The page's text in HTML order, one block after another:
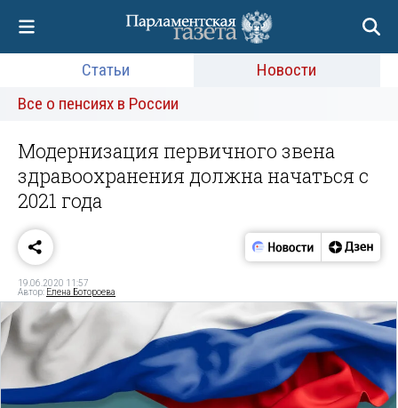
Статьи
Новости
Все о пенсиях в России
Модернизация первичного звена
здравоохранения должна начаться с
2021 года
19.06.2020 11:57
Автор: Елена Ботороева